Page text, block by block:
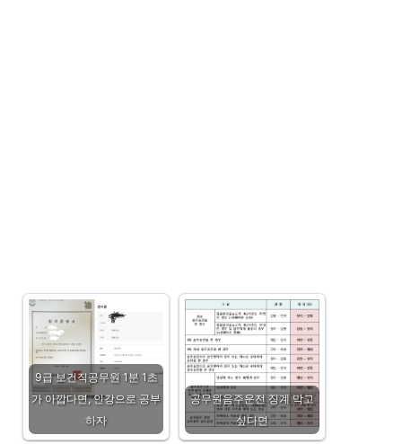
9급 보건직공무원 1분 1초
가 아깝다면, 인강으로 공부
하자
공무원음주운전 징계 막고
싶다면